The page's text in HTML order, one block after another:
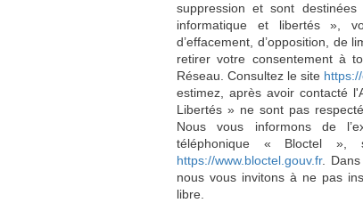
suppression et sont
informatique et libertés »,
d’effacement, d’opposition, de
retirer votre consentement à
Réseau. Consultez le site
estimez, après avoir contacté
Libertés » ne sont pas
Nous vous informons de
téléphonique « Bloctel
https://www.bloctel.gouv.fr.
nous vous invitons à ne pas
libre.